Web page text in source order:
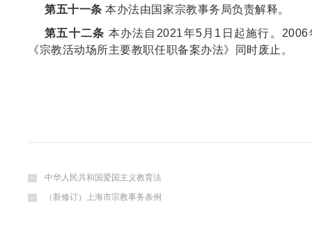
第五十一条 本办法由国家宗教事务局负责解释。
第五十二条 本办法自2021年5月1日起施行。
《宗教活动场所主要教职任职备案办法》同时废止。
中华人民共和国爱国主义教育法
（新修订）上海市宗教事务条例